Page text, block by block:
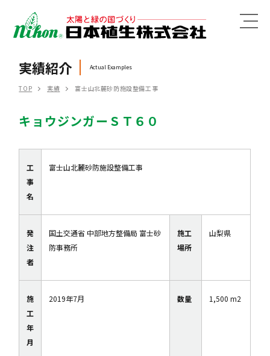
MENU
実績紹介 Actual Examples
TOP 実績 富士山北麓砂防施設整備工事
キョウジンガーＳＴ６０
工
事
名
富士山北麓砂防施設整備工事
発
注
者
国土交通省 中部地方整備局 富士砂
防事務所
施工
場所
山梨県
施
工
年
月
2019年7月 数量 1,500 m2